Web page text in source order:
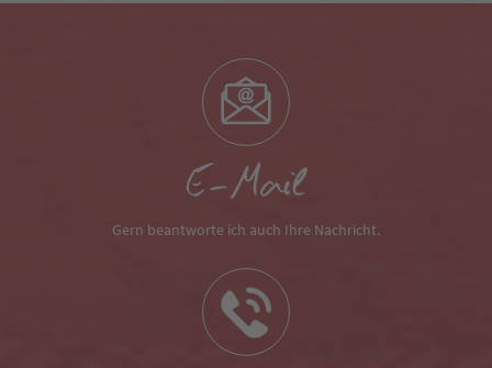
E-Mail
Gern beantworte ich auch Ihre Nachricht.